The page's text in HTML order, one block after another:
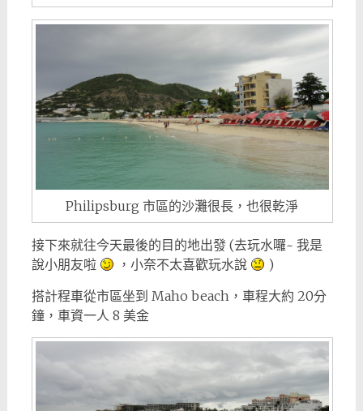
Philipsburg 市區的沙灘很長，也很乾淨
接下來就往今天最後的目的地出發 (去玩水囉~ 我是
說小朋友啦
，小奈不太喜歡玩水說
)
搭計程車從市區坐到 Maho beach，車程大約 20分
鐘，車資一人 8 美金